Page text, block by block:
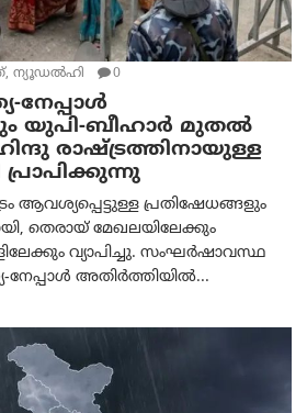
ന്യൂഡല്‍ഹി 0
നേപ്പാൾ
യുപി-ബീഹാർ മുതൽ
രാഷ്ട്രത്തിനായുള്ള
ആവശ്യപ്പെട്ടുള്ള പ്രതിഷേധങ്ങളും
തെരായ് മേഖലയിലേക്കും
വ്യാപിച്ചു. സംഘർഷാവസ്ഥ
അതിർത്തിയിൽ...